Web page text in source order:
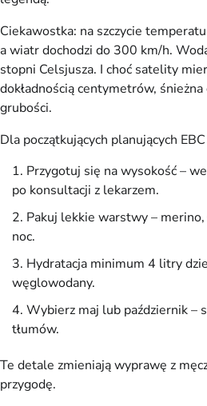
Ciekawostka: na szczycie
a wiatr dochodzi do 300 km/h.
stopni Celsjusza. I choć satelity
dokładnością centymetrów,
grubości.
Dla początkujących planujących
Przygotuj się na wysokość –
po konsultacji z lekarzem.
Pakuj lekkie warstwy –
noc.
Hydratacja minimum 4 litry
węglowodany.
Wybierz maj lub październik –
tłumów.
Te detale zmieniają wyprawę z
przygodę.